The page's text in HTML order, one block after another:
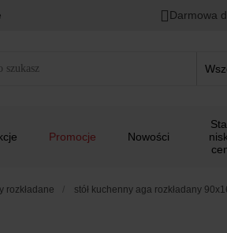
Darmowa
Promocje Nowości
rozkładane stół kuchenny aga rozkładany